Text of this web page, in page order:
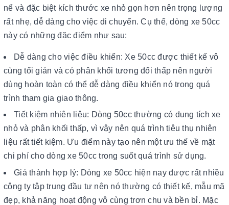
nể và đặc biệt kích thước xe nhỏ gọn hơn nên trọng lượng
rất nhẹ, dễ dàng cho việc di chuyển. Cụ thể, dòng xe 50cc
này có những đặc điểm như sau:
Dễ dàng cho việc điều khiển: Xe 50cc được thiết kế vô
cùng tối giản và có phân khối tương đối thấp nên người
dùng hoàn toàn có thể dễ dàng điều khiển nó trong quá
trình tham gia giao thông.
Tiết kiệm nhiên liệu: Dòng 50cc thường có dung tích xe
nhỏ và phân khối thấp, vì vậy nên quá trình tiêu thụ nhiên
liệu rất tiết kiệm. Ưu điểm này tạo nên một ưu thế về mặt
chi phí cho dòng xe 50cc trong suốt quá trình sử dụng.
Giá thành hợp lý: Dòng xe 50cc hiện nay được rất nhiều
công ty tập trung đầu tư nên nó thường có thiết kế, mẫu mã
đẹp, khả năng hoạt động vô cùng trơn chu và bền bỉ. Mặc